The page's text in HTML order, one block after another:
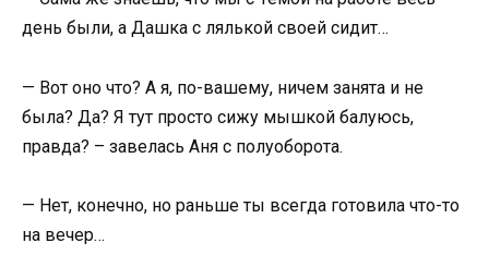
день были, а Дашка с лялькой своей сидит…
— Вот оно что? А я, по-вашему, ничем занята и не
была? Да? Я тут просто сижу мышкой балуюсь,
правда? – завелась Аня с полуоборота.
— Нет, конечно, но раньше ты всегда готовила что-то
на вечер…